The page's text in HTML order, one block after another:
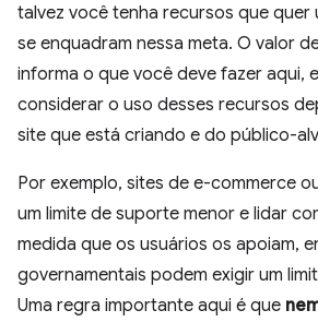
talvez você tenha recursos que quer
se enquadram nessa meta. O valor
informa o que você deve fazer aqui,
considerar o uso desses recursos
site que está criando e do público-
Por exemplo, sites de e-commerce
um limite de suporte menor e lidar
medida que os usuários os apoiam,
governamentais podem exigir um
Uma regra importante aqui é que